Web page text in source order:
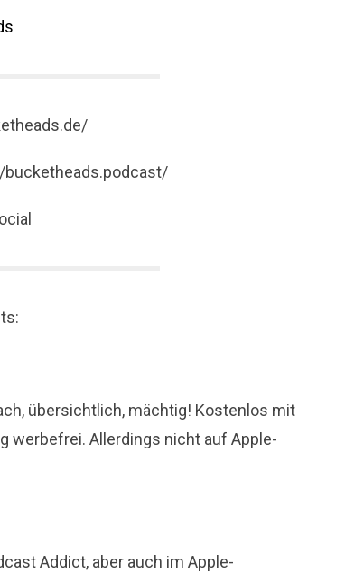
übersichtlich, mächtig! Kostenlos mit
werbefrei. Allerdings nicht auf Apple-
Addict, aber auch im Apple-